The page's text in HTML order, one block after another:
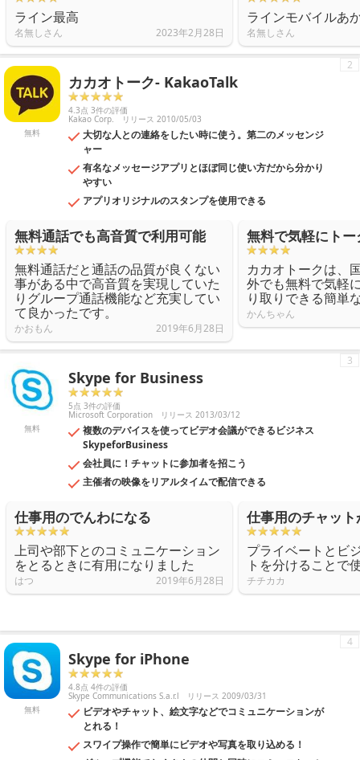
ライン最高
名無しさん 2023年2月28日
ラインモバイルあ
名無しさん
無料
カカオトーク- KakaoTalk
4.3点 3件の評価
Kakao Corp. リリース 2010/05/03
大切な人との連絡をしたい時に使う。第二のメッセンジ
ャー
有名なメッセージアプリとほぼ同じ使い方だから分かり
やすい
アプリオリジナルのスタンプを使用できる
2
無料通話でも高音質で利用可能
無料通話だと通話の品質が良くない
事がある中で高音質を実現していた
りグループ通話機能など充実してい
て良かったです。
かおもん 2019年6月28日
無料で気軽にトー
カカオトークは、
外でも無料で気軽
り取りできる簡単
かんちゃん
無料
Skype for Business
5点 3件の評価
Microsoft Corporation リリース 2013/03/12
複数のデバイスを使ってビデオ会議ができるビジネス
SkypeforBusiness
会社員に！チャットに参加者を招こう
主催者の映像をリアルタイムで配信できる
3
仕事用のでんわになる
上司や部下とのコミュニケーション
をとるときに有用になりました
はつ 2019年6月28日
仕事用のチャッ
プライベートとビ
トを分けることで
チチカカ
無料
Skype for iPhone
4.8点 4件の評価
Skype Communications S.a.r.l リリース 2009/03/31
ビデオやチャット、絵文字などでコミュニケーションが
とれる！
スワイプ操作で簡単にビデオや写真を取り込める！
4